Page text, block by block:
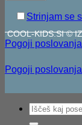
Strinjam se
COOL-KIDS.SI ©
Pogoji poslovanja
Pogoji poslovanja
Išči: